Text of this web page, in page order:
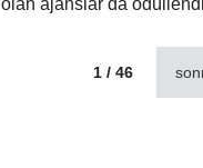
1 / 46